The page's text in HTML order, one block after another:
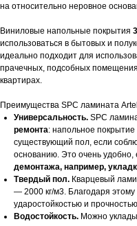
на относительно неровное
Виниловые напольные покрытия
использоваться в бытовых и
идеально подходит для
прачечных, подсобных
квартирах.
Преимущества SPC ламината
Универсальность. SPC
ремонта: напольное
существующий пол, если
основанию. Это очень удобно,
демонтажа, например,
Твердый пол. Кварцевый
— 2000 кг/м3. Благодаря
ударостойкостью и прочностью.
Водостойкость. Можно